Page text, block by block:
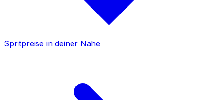
Spritpreise in deiner Nähe